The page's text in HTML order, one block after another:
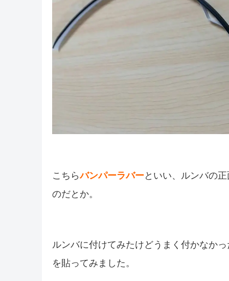
こちらバンパーラバーといい、ルンバの
のだとか。
ルンバに付けてみたけどうまく付かなか
を貼ってみました。